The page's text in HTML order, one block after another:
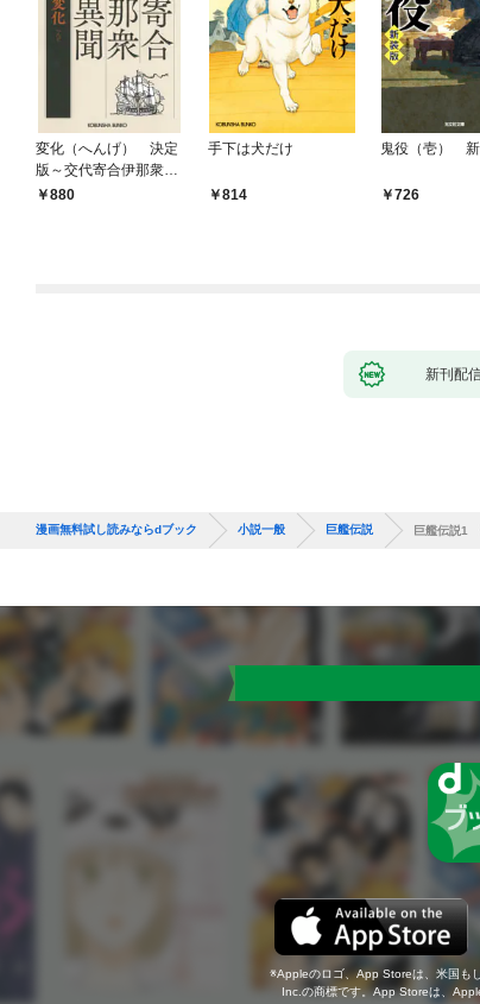
変化（へんげ） 決定
版～交代寄合伊那衆異
聞（1）～
880
手下は犬だけ
814
鬼役（壱）
726
新刊配
漫画無料試し読みならdブック 小説一般 巨艦伝説 巨艦伝説1
Appleのロゴ、App Storeは、米国も
Inc.の商標です。App Storeは、